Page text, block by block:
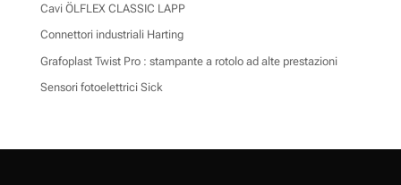
Cavi ÖLFLEX CLASSIC LAPP
Connettori industriali Harting
Grafoplast Twist Pro : stampante a rotolo ad alte prestazioni
Sensori fotoelettrici Sick